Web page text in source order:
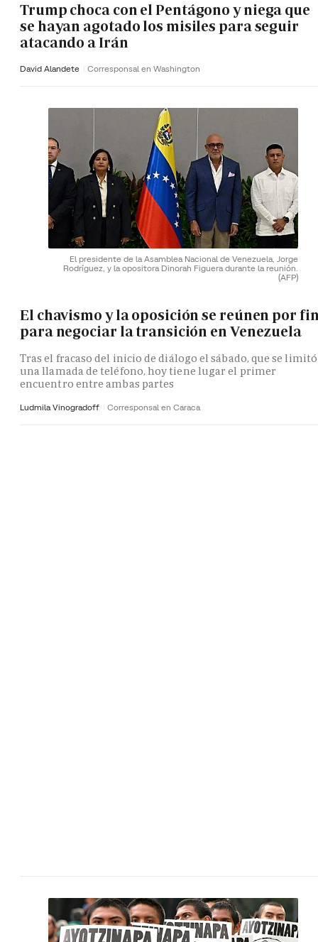
Trump choca con el Pentágono y niega que
se hayan agotado los misiles para seguir
atacando a Irán
David Alandete Corresponsal en Washington
El presidente de la Asamblea Nacional de Venezuela, Jorge
Rodríguez, y la opositora Dinorah Figuera durante la reunión.
(AFP)
El chavismo y la oposición se reúnen por
para negociar la transición en Venezuela
Tras el fracaso del inicio de diálogo el sábado, que se
una llamada de teléfono, hoy tiene lugar el primer
encuentro entre ambas partes
Ludmila Vinogradoff Corresponsal en Caraca